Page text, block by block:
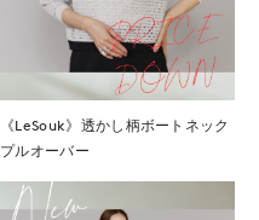
《LeSouk》透かし柄ボートネック
プルオーバー